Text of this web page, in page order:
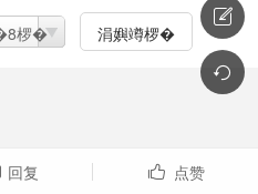
椤� 涓嬩竴椤�
回复  点赞

